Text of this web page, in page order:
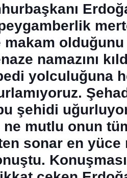
namazını
yolculuğuna
şehidi
mutlu onun
sonar en yüce